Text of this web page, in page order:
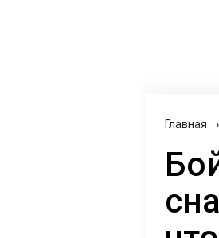
Главная